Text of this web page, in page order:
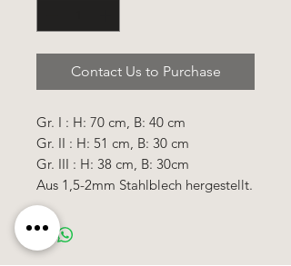
Contact Us to Purchase
Gr. I : H: 70 cm, B: 40 cm
Gr. II : H: 51 cm, B: 30 cm
Gr. III : H: 38 cm, B: 30cm
Aus 1,5-2mm Stahlblech hergestellt.